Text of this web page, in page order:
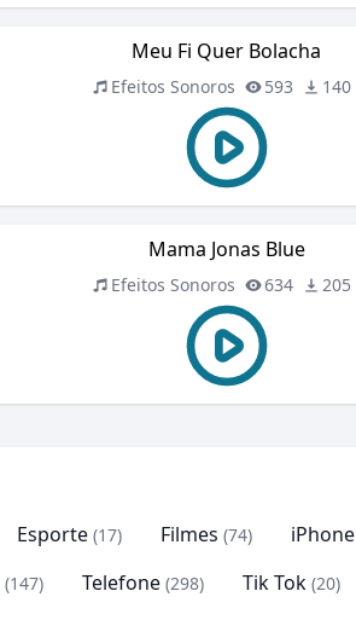
Meu Fi Quer Bolacha
Efeitos Sonoros 593 140
Mama Jonas Blue
Efeitos Sonoros 634 205
Esporte (17) Filmes (74) iPhone
(147) Telefone (298) Tik Tok (20)